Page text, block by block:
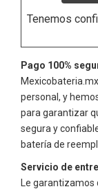
Tenemos
Pago 100%
personal, y
para garantizar
segura y
batería de
Servicio de
Le garantizamos